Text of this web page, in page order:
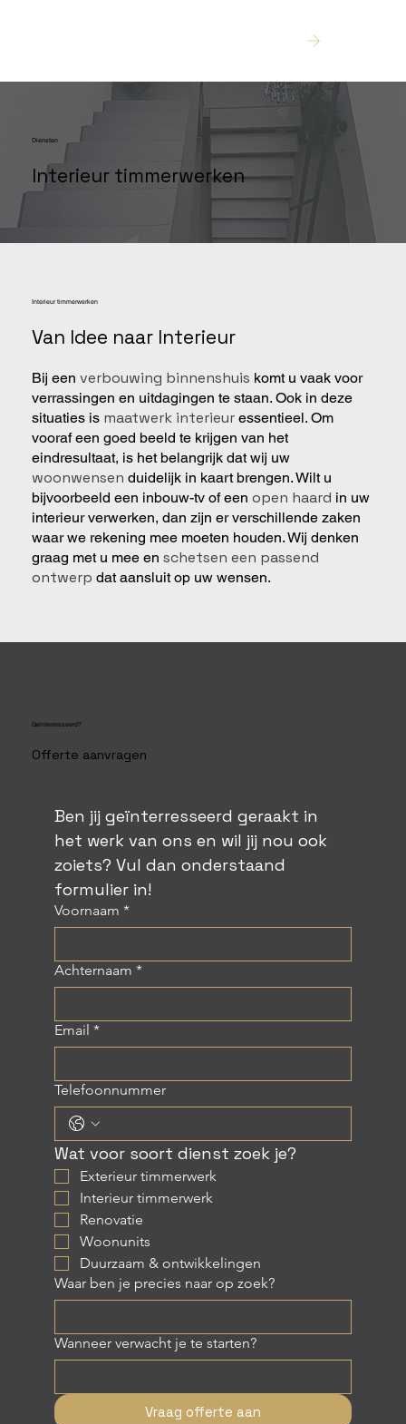
Diensten
Interieur timmerwerken
Interieur timmerwerken
Van Idee naar Interieur
Bij eenverbouwing binnenshuis komt u vaak voor
verrassingen en uitdagingen te staan. Ook in deze
situaties is maatwerk interieuressentieel. Om
vooraf een goed beeld te krijgen van het
eindresultaat, is het belangrijk dat wij uw
woonwensen duidelijk in kaart brengen. Wilt u
bijvoorbeeld een inbouw-tv of eenopen haard in uw
interieur verwerken, dan zijn er verschillende zaken
waar we rekening mee moeten houden. Wij denken
graag met u mee enschetsen een passend
ontwerp dat aansluit op uw wensen.
Geïnterresseerd?
Offerte aanvragen
Ben jij geïnterresseerd geraakt in
het werk van ons en wil jij nou ook
zoiets? Vul dan onderstaand
formulier in!
Voornaam *
Achternaam *
Email *
Telefoonnummer
Wat voor soort dienst zoek je?
Exterieur timmerwerk
Interieur timmerwerk
Renovatie
Woonunits
Duurzaam & ontwikkelingen
Waar ben je precies naar op zoek?
Wanneer verwacht je te starten?
Vraag offerte aan